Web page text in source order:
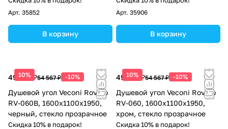
Арт. 35852
В корзину
Арт. 35906
В корзину
10%
49 110 ₽54 567 ₽ -10%
Душевой угол Veconi Rovigo
RV-060B, 1600х1100х1950,
черный, стекло прозрачное
Скидка 10% в подарок!
10%
49 110 ₽54 567 ₽ -10%
Душевой угол Veconi Rovigo
RV-060, 1600х1100х1950,
хром, стекло прозрачное
Скидка 10% в подарок!